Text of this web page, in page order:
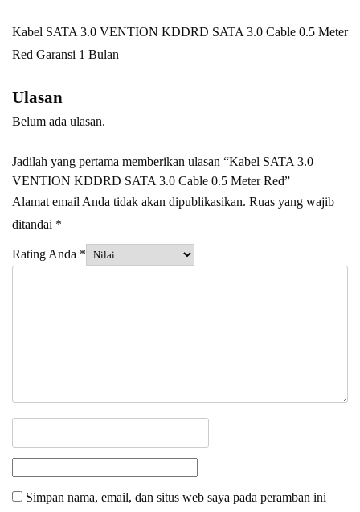
Kabel SATA 3.0 VENTION KDDRD SATA 3.0 Cable 0.5 Meter
Red Garansi 1 Bulan
Ulasan
Belum ada ulasan.
Jadilah yang pertama memberikan ulasan “Kabel SATA 3.0
VENTION KDDRD SATA 3.0 Cable 0.5 Meter Red”
Alamat email Anda tidak akan dipublikasikan. Ruas yang wajib
ditandai *
Rating Anda *
Simpan nama, email, dan situs web saya pada peramban ini